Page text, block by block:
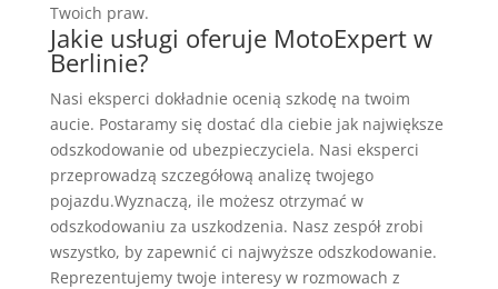
Twoich praw.
Jakie usługi oferuje MotoExpert w
Berlinie?
Nasi eksperci dokładnie ocenią szkodę na twoim
aucie. Postaramy się dostać dla ciebie jak największe
odszkodowanie od ubezpieczyciela. Nasi eksperci
przeprowadzą szczegółową analizę twojego
pojazdu.Wyznaczą, ile możesz otrzymać w
odszkodowaniu za uszkodzenia. Nasz zespół zrobi
wszystko, by zapewnić ci najwyższe odszkodowanie.
Reprezentujemy twoje interesy w rozmowach z